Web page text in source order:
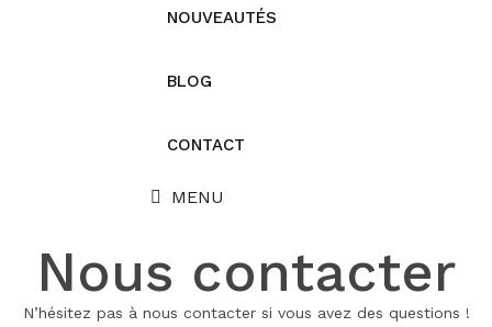
NOUVEAUTÉS
BLOG
CONTACT
MENU
Nous contacter
N’hésitez pas à nous contacter si vous avez des questions !